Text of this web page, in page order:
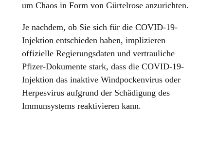
um Chaos in Form von Gürtelrose anzurichten.
Je nachdem, ob Sie sich für die COVID-19-
Injektion entschieden haben, implizieren
offizielle Regierungsdaten und vertrauliche
Pfizer-Dokumente stark, dass die COVID-19-
Injektion das inaktive Windpockenvirus oder
Herpesvirus aufgrund der Schädigung des
Immunsystems reaktivieren kann.